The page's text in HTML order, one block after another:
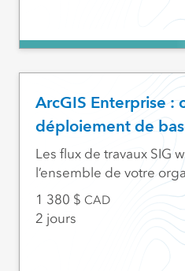
ArcGIS Enterprise :
déploiement de
Les flux de travaux SIG
l’ensemble de votre
1 380
CAD
2 jours